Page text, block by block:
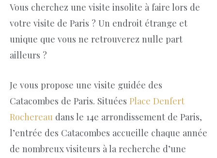
Vous cherchez une visite insolite à faire lors de
votre visite de Paris ? Un endroit étrange et
unique que vous ne retrouverez nulle part
ailleurs ?
Je vous propose une visite guidée des
Catacombes de Paris. Situées Place Denfert
Rochereau dans le 14e arrondissement de Paris,
l’entrée des Catacombes accueille chaque année
de nombreux visiteurs à la recherche d’une